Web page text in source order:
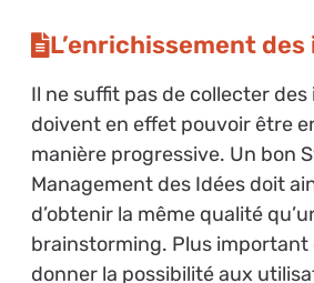
L’enrichissement des
Il ne suffit pas de collecter des
doivent en effet pouvoir être
manière progressive. Un bon
Management des Idées doit
d’obtenir la même qualité
brainstorming. Plus important
donner la possibilité aux